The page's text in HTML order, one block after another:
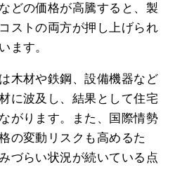
どの価格が高騰すると、製
ストの両方が押し上げられ
ます。
木材や鉄鋼、設備機器など
に波及し、結果として住宅
がります。また、国際情勢
の変動リスクも高めるた
づらい状況が続いている点